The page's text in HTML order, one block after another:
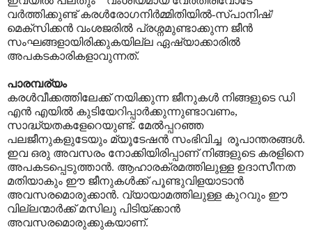
വർത്തിക്കുണ്ട് കരൾരോഗനിർമ്മിതിയിൽ-സ്പാനിഷ്/
മെക്സിക്കൻ വംശജരിൽ പ്രശ്നമുണ്ടാക്കുന്ന ജീൻ
സംഘങ്ങളായിരിക്കുകയില്ല ഏഷ്യാക്കാരിൽ
അപകടകാരികളാവുന്നത്.
പാരമ്പര്യം
കരൾവീക്കത്തിലേക്ക് നയിക്കുന്ന ജീനുകൾ നിങ്ങളുടെ ഡി
എൻ എയിൽ കുടിയേറിപ്പാർക്കുന്നുണ്ടാവണം,
സാദ്ധ്യതകളേറെയുണ്ട്. മേൽ‌പ്പറഞ്ഞ
പലജീനുകളുടേയും മ്യൂടേഷൻ സംഭിവിച്ച രൂപാന്തരങ്ങൾ.
ഇവ ഒരു അവസരം നോക്കിയിരിപ്പാണ് നിങ്ങളുടെ കരളിനെ
അപകടപ്പെടുത്താൻ. ആഹാരക്രമത്തിലുള്ള ഉദാസീനത
മതിയാകും ഈ ജീനുകൾക്ക് പൂണ്ടുവിളയാടാൻ
അവസരമൊരുക്കാൻ. വ്യായാമത്തിലുള്ള കുറവും ഈ
വില്ലന്മാർക്ക് മസിലു പിടിയ്ക്കാൻ
അവസരമൊരുക്കുകയാണ്.